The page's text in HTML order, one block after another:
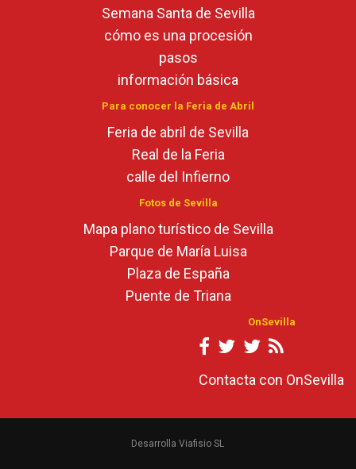
Semana Santa de Sevilla
cómo es una procesión
pasos
información básica
Para conocer la Feria de Abril
Feria de abril de Sevilla
Real de la Feria
calle del Infierno
Fotos de Sevilla
Mapa plano turístico de Sevilla
Parque de María Luisa
Plaza de España
Puente de Triana
OnSevilla
Contacta con OnSevilla
Desarrolla Viafisio SL